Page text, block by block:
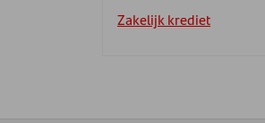
Zakelijk krediet